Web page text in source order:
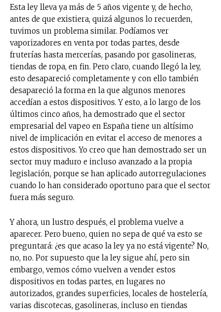
Esta ley lleva ya más de 5 años vigente y, de hecho,
antes de que existiera, quizá algunos lo recuerden,
tuvimos un problema similar. Podíamos ver
vaporizadores en venta por todas partes, desde
fruterías hasta mercerías, pasando por gasolineras,
tiendas de ropa, en fin. Pero claro, cuando llegó la ley,
esto desapareció completamente y con ello también
desapareció la forma en la que algunos menores
accedían a estos dispositivos. Y esto, a lo largo de los
últimos cinco años, ha demostrado que el sector
empresarial del vapeo en España tiene un altísimo
nivel de implicación en evitar el acceso de menores a
estos dispositivos. Yo creo que han demostrado ser un
sector muy maduro e incluso avanzado a la propia
legislación, porque se han aplicado autorregulaciones
cuando lo han considerado oportuno para que el sector
fuera más seguro.
Y ahora, un lustro después, el problema vuelve a
aparecer. Pero bueno, quien no sepa de qué va esto se
preguntará: ¿es que acaso la ley ya no está vigente? No,
no, no. Por supuesto que la ley sigue ahí, pero sin
embargo, vemos cómo vuelven a vender estos
dispositivos en todas partes, en lugares no
autorizados, grandes superficies, locales de hostelería,
varias discotecas, gasolineras, incluso en tiendas